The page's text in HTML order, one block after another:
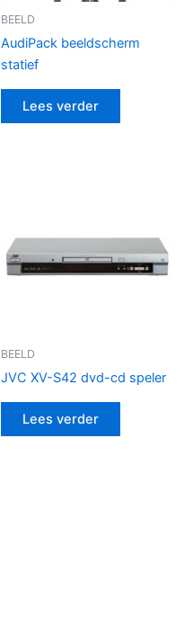
BEELD
AudiPack beeldscherm
statief
Lees verder
BEELD
JVC XV-S42 dvd-cd speler
Lees verder